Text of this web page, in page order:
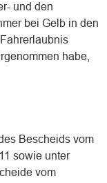
und den
bei Gelb in den
habe,
Bescheids vom
sowie unter
vom